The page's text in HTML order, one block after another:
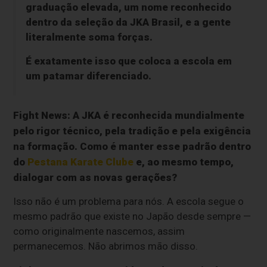
graduação elevada, um nome reconhecido
dentro da seleção da JKA Brasil, e a gente
literalmente soma forças.
É exatamente isso que coloca a escola em
um patamar diferenciado.
Fight News:A JKA é reconhecida mundialmente
pelo rigor técnico, pela tradição e pela exigência
na formação. Como é manter esse padrão dentro
do Pestana Karate Clube e, ao mesmo tempo,
dialogar com as novas gerações?
Isso não é um problema para nós. A escola segue o
mesmo padrão que existe no Japão desde sempre —
como originalmente nascemos, assim
permanecemos. Não abrimos mão disso.